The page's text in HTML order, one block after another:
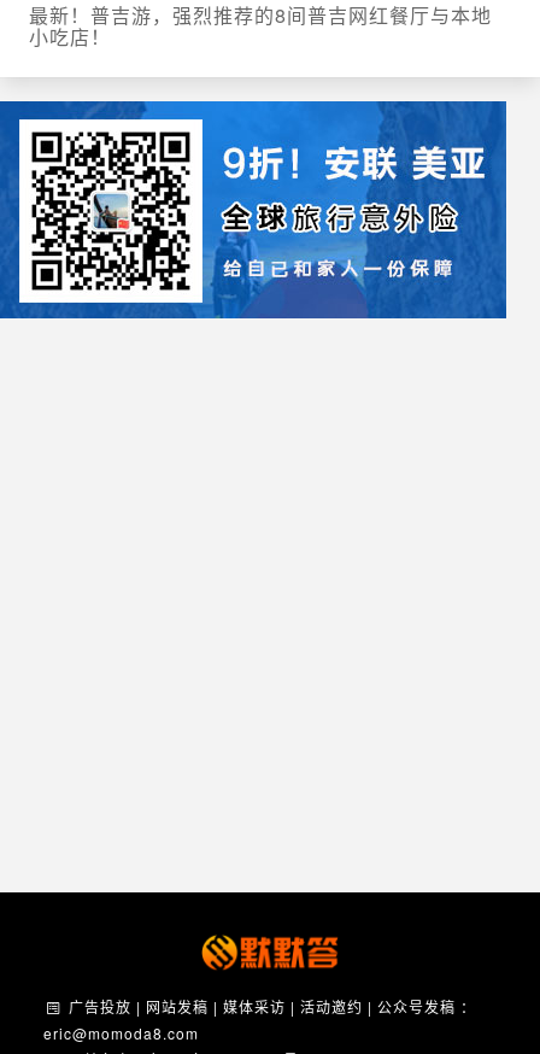
最新！普吉游，强烈推荐的8间普吉网红餐厅与本地
小吃店！
广告投放 | 网站发稿 | 媒体采访 | 活动邀约 | 公众号发稿 ：
eric@momoda8.com